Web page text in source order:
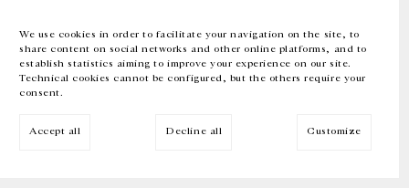
We use cookies in order to facilitate your navigation on the site, to
share content on social networks and other online platforms, and to
establish statistics aiming to improve your experience on our site.
Technical cookies cannot be configured, but the others require your
consent.
Accept all Decline all Customize
EN FR 中文 Facebook Instagram
Inscrivez-vous à notre newsletter